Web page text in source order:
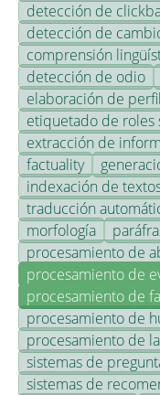
detección de
detección de
comprensión
detección de odio
elaboración de
etiquetado de roles
extracción de
factuality
indexación de
traducción
morfología
procesamiento de
procesamiento de
procesamiento de
procesamiento de
procesamiento de
sistemas de
sistemas de